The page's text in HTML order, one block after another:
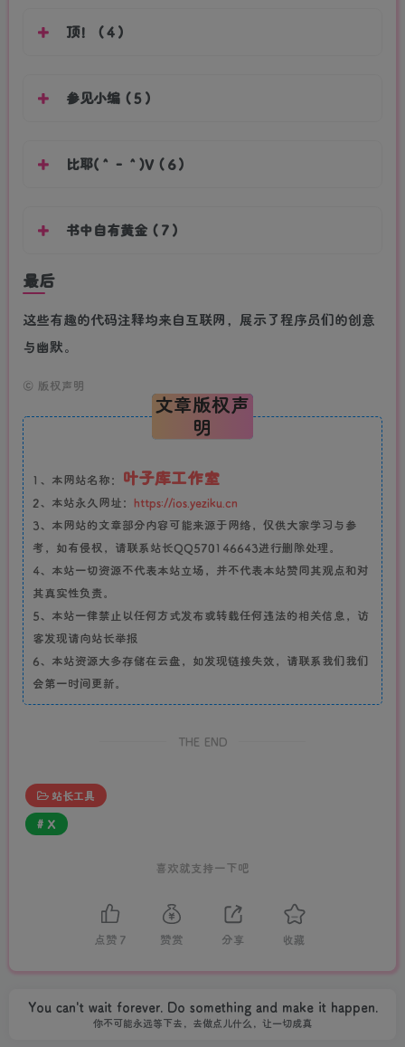
顶！（4）
参见小编（5）
比耶(＾－＾)V（6）
书中自有黄金（7）
最后
这些有趣的代码注释均来自互联网，展示了程序员们的创意
与幽默。
© 版权声明
文章版权声
明
1、本网站名称： 叶子库工作室
2、本站永久网址： https://ios.yeziku.cn
3、本网站的文章部分内容可能来源于网络，仅供大家学习与参
考，如有侵权，请联系站长QQ570146643进行删除处理。
4、本站一切资源不代表本站立场，并不代表本站赞同其观点和对
其真实性负责。
5、本站一律禁止以任何方式发布或转载任何违法的相关信息，访
客发现请向站长举报
6、本站资源大多存储在云盘，如发现链接失效，请联系我们我们
会第一时间更新。
THE END
站长工具
# X
喜欢就支持一下吧
点赞 7 赞赏 分享 收藏
You can't wait forever. Do something and make it happen.
你不可能永远等下去，去做点儿什么，让一切成真